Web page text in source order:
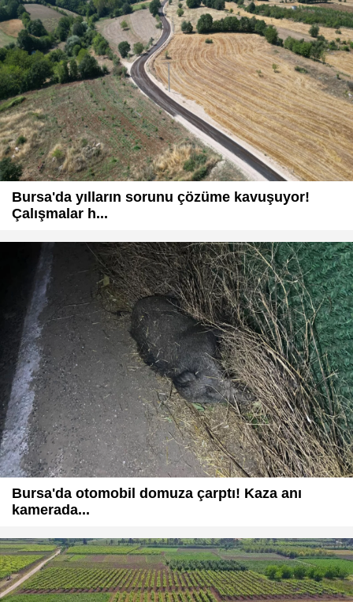
Bursa'da yılların sorunu çözüme kavuşuyor!
Çalışmalar h...
Bursa'da otomobil domuza çarptı! Kaza anı
kamerada...